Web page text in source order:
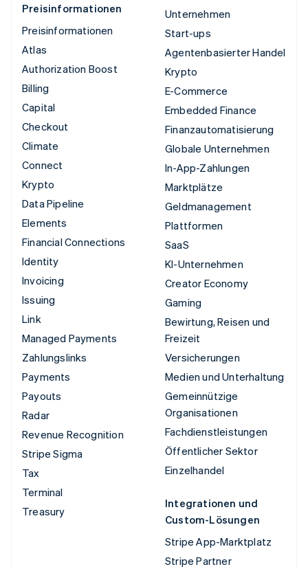
Preisinformationen
Preisinformationen
Atlas
Authorization Boost
Billing
Capital
Checkout
Climate
Connect
Krypto
Data Pipeline
Elements
Financial Connections
Identity
Invoicing
Issuing
Link
Managed Payments
Zahlungslinks
Payments
Payouts
Radar
Revenue Recognition
Stripe Sigma
Tax
Terminal
Treasury
Unternehmen
Start-ups
Agentenbasierter Handel
Krypto
E-Commerce
Embedded Finance
Finanzautomatisierung
Globale Unternehmen
In-App-Zahlungen
Marktplätze
Geldmanagement
Plattformen
SaaS
KI-Unternehmen
Creator Economy
Gaming
Bewirtung, Reisen und
Freizeit
Versicherungen
Medien und Unterhaltung
Gemeinnützige
Organisationen
Fachdienstleistungen
Öffentlicher Sektor
Einzelhandel
Integrationen und
Custom-Lösungen
Stripe App-Marktplatz
Stripe Partner